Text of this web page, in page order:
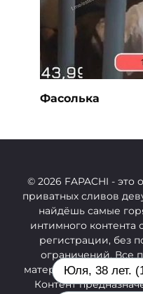
Фасолька
© 2026 FAPACHI - это
приватных сливов
найдёшь самые
интимного контента
регистрации, без
ограничений.Все
материалы
Контент
Юля, 38 лет.